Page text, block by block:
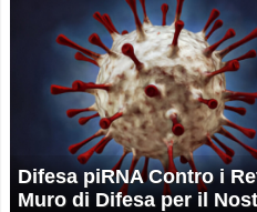
Difesa piRNA Contro i
Muro di Difesa per il